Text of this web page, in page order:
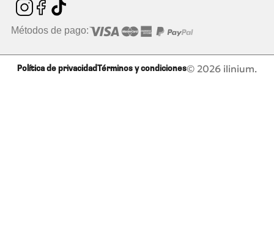
Métodos de pago:
© 2026 ilinium.
Política de privacidadTérminos y condiciones